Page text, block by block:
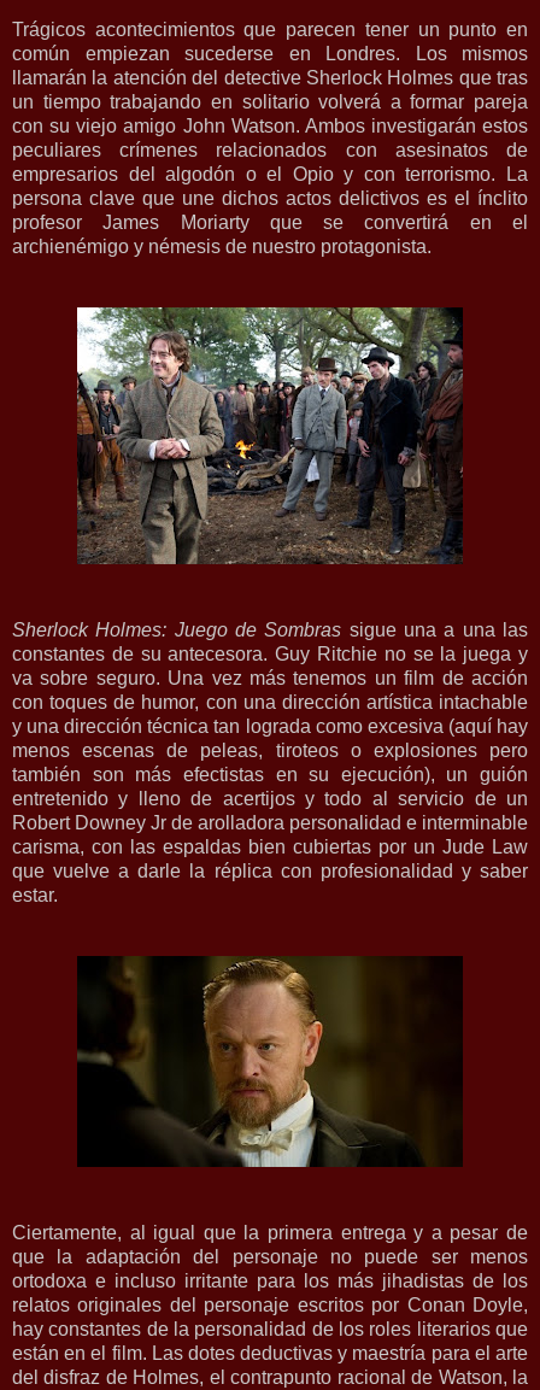
Trágicos acontecimientos que parecen tener un punto en
común empiezan sucederse en Londres. Los mismos
llamarán la atención del detective Sherlock Holmes que tras
un tiempo trabajando en solitario volverá a formar pareja
con su viejo amigo John Watson. Ambos investigarán estos
peculiares crímenes relacionados con asesinatos de
empresarios del algodón o el Opio y con terrorismo. La
persona clave que une dichos actos delictivos es el ínclito
profesor James Moriarty que se convertirá en el
archienémigo y némesis de nuestro protagonista.
Sherlock Holmes: Juego de Sombras sigue una a una las
constantes de su antecesora. Guy Ritchie no se la juega y
va sobre seguro. Una vez más tenemos un film de acción
con toques de humor, con una dirección artística intachable
y una dirección técnica tan lograda como excesiva (aquí hay
menos escenas de peleas, tiroteos o explosiones pero
también son más efectistas en su ejecución), un guión
entretenido y lleno de acertijos y todo al servicio de un
Robert Downey Jr de arolladora personalidad e interminable
carisma, con las espaldas bien cubiertas por un Jude Law
que vuelve a darle la réplica con profesionalidad y saber
estar.
Ciertamente, al igual que la primera entrega y a pesar de
que la adaptación del personaje no puede ser menos
ortodoxa e incluso irritante para los más jihadistas de los
relatos originales del personaje escritos por Conan Doyle,
hay constantes de la personalidad de los roles literarios que
están en el film. Las dotes deductivas y maestría para el arte
del disfraz de Holmes, el contrapunto racional de Watson, la